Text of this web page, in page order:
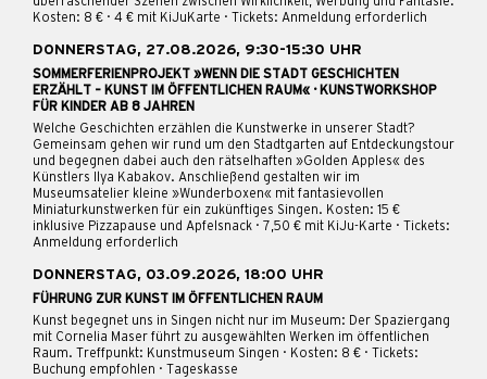
Kosten: 8 € · 4 € mit KiJuKarte · Tickets: Anmeldung erforderlich
DONNERSTAG, 27.08.2026, 9:30-15:30 UHR
SOMMERFERIENPROJEKT »WENN DIE STADT GESCHICHTEN
ERZÄHLT – KUNST IM ÖFFENTLICHEN RAUM« · KUNSTWORKSHOP
FÜR KINDER AB 8 JAHREN
Welche Geschichten erzählen die Kunstwerke in unserer Stadt?
Gemeinsam gehen wir rund um den Stadtgarten auf Entdeckungstour
und begegnen dabei auch den rätselhaften »Golden Apples« des
Künstlers Ilya Kabakov. Anschließend gestalten wir im
Museumsatelier kleine »Wunderboxen« mit fantasievollen
Miniaturkunstwerken für ein zukünftiges Singen. Kosten: 15 €
inklusive Pizzapause und Apfelsnack · 7,50 € mit KiJu-Karte · Tickets:
Anmeldung erforderlich
DONNERSTAG, 03.09.2026, 18:00 UHR
FÜHRUNG ZUR KUNST IM ÖFFENTLICHEN RAUM
Kunst begegnet uns in Singen nicht nur im Museum: Der Spaziergang
mit Cornelia Maser führt zu ausgewählten Werken im öffentlichen
Raum. Treffpunkt: Kunstmuseum Singen · Kosten: 8 € · Tickets:
Buchung empfohlen · Tageskasse